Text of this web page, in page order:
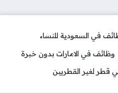
في السعودية للنساء
وظائف في الامارات بدون خبرة
لغير القطريين